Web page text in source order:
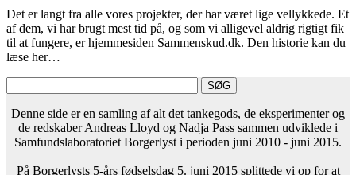
Det er langt fra alle vores projekter, der har været lige vellykkede. Et
af dem, vi har brugt mest tid på, og som vi alligevel aldrig rigtigt fik
til at fungere, er hjemmesiden Sammenskud.dk. Den historie kan du
læse her…
Denne side er en samling af alt det tankegods, de eksperimenter og
de redskaber Andreas Lloyd og Nadja Pass sammen udviklede i
Samfundslaboratoriet Borgerlyst i perioden juni 2010 - juni 2015.
På Borgerlysts 5-års fødselsdag 5. juni 2015 splittede vi op for at